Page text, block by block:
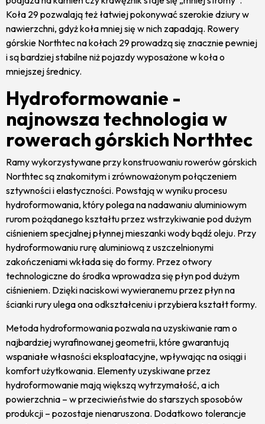
Koła 29 pozwalają też łatwiej pokonywać szerokie dziury w
nawierzchni, gdyż koła mniej się w nich zapadają. Rowery
górskie Northtec na kołach 29 prowadzą się znacznie pewniej
i są bardziej stabilne niż pojazdy wyposażone w koła o
mniejszej średnicy.
Hydroformowanie -
najnowsza technologia w
rowerach górskich Northtec
Ramy wykorzystywane przy konstruowaniu rowerów górskich
Northtec są znakomitym i zrównoważonym połączeniem
sztywności i elastyczności. Powstają w wyniku procesu
hydroformowania, który polega na nadawaniu aluminiowym
rurom pożądanego kształtu przez wstrzykiwanie pod dużym
ciśnieniem specjalnej płynnej mieszanki wody bądź oleju. Przy
hydroformowaniu rurę aluminiową z uszczelnionymi
zakończeniami wkłada się do formy. Przez otwory
technologiczne do środka wprowadza się płyn pod dużym
ciśnieniem. Dzięki naciskowi wywieranemu przez płyn na
ścianki rury ulega ona odkształceniu i przybiera kształt formy.
Metoda hydroformowania pozwala na uzyskiwanie ram o
najbardziej wyrafinowanej geometrii, które gwarantują
wspaniałe własności eksploatacyjne, wpływając na osiągi i
komfort użytkowania. Elementy uzyskiwane przez
hydroformowanie mają większą wytrzymałość, a ich
powierzchnia – w przeciwieństwie do starszych sposobów
produkcji – pozostaje nienaruszona. Dodatkowo tolerancje